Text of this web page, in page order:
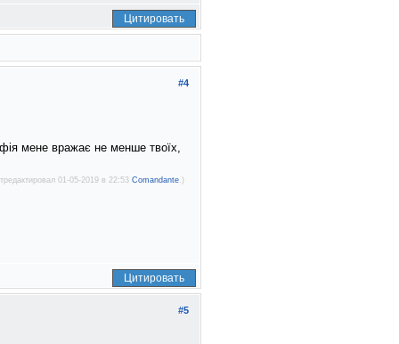
Цитировать
#4
мене вражає не менше твоїх,
01-05-2019 в 22:53 Comandante.)
Цитировать
#5